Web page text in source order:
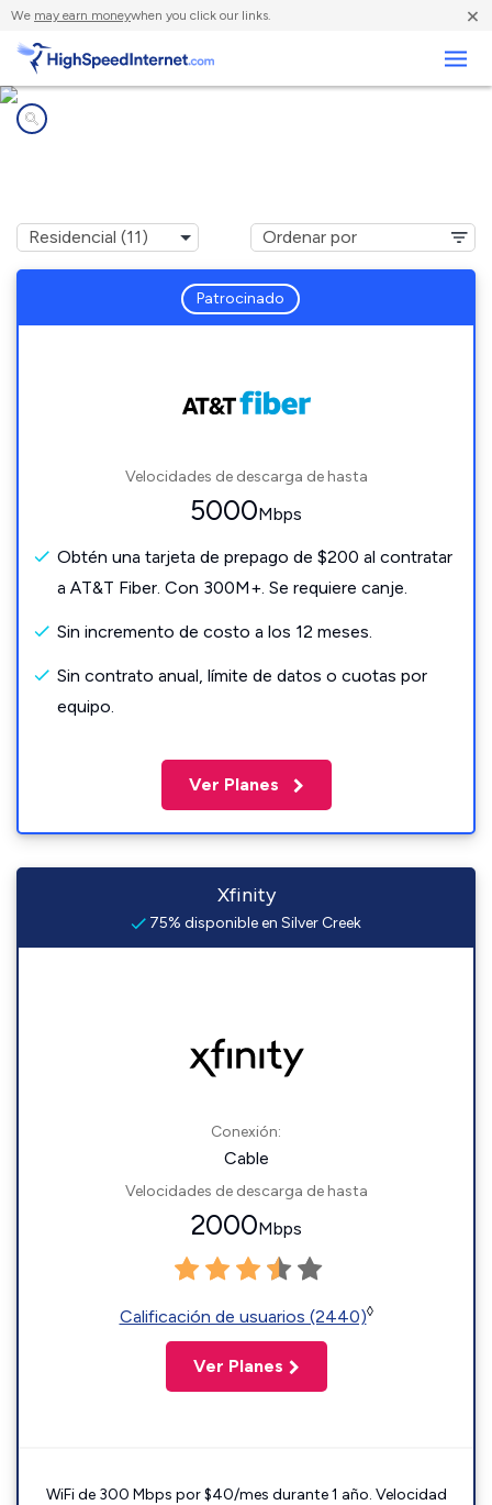
We may earn moneywhen you click our links. ×
Patrocinado
Velocidades de descarga de hasta
5000Mbps
Obtén una tarjeta de prepago de $200 al contratar
a AT&T Fiber. Con 300M+. Se requiere canje.
Sin incremento de costo a los 12 meses.
Sin contrato anual, límite de datos o cuotas por
equipo.
Ver Planes
Xfinity
75% disponible en Silver Creek
Conexión:
Cable
Velocidades de descarga de hasta
2000Mbps
Calificación de usuarios (2440)◊
Ver Planes
WiFi de 300 Mbps por $40/mes durante 1 año. Velocidad